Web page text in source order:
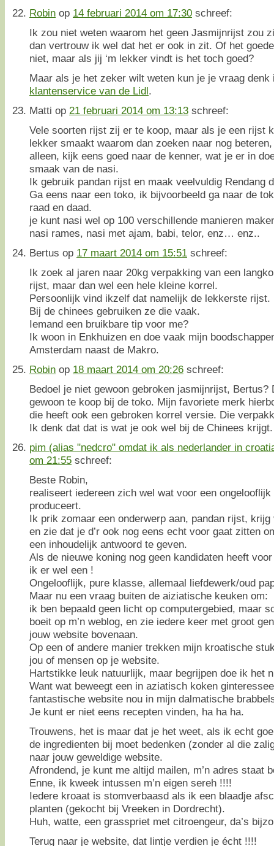
Robin op 14 februari 2014 om 17:30 schreef:
Ik zou niet weten waarom het geen Jasmijnrijst zou
dan vertrouw ik wel dat het er ook in zit. Of het
niet, maar als jij ‘m lekker vindt is het toch goed?
Maar als je het zeker wilt weten kun je je vraag
klantenservice van de Lidl.
Matti op 21 februari 2014 om 13:13 schreef:
Vele soorten rijst zij er te koop, maar als je een rijst
lekker smaakt waarom dan zoeken naar nog
alleen, kijk eens goed naar de kenner, wat je er in
smaak van de nasi.
Ik gebruik pandan rijst en maak veelvuldig Rendang
Ga eens naar een toko, ik bijvoorbeeld ga naar de
raad en daad.
je kunt nasi wel op 100 verschillende manieren
nasi rames, nasi met ajam, babi, telor, enz… enz..
Bertus op 17 maart 2014 om 15:51 schreef:
Ik zoek al jaren naar 20kg verpakking van een
rijst, maar dan wel een hele kleine korrel.
Persoonlijk vind ikzelf dat namelijk de lekkerste rijst.
Bij de chinees gebruiken ze die vaak.
Iemand een bruikbare tip voor me?
Ik woon in Enkhuizen en doe vaak mijn
Amsterdam naast de Makro.
Robin op 18 maart 2014 om 20:26 schreef:
Bedoel je niet gewoon gebroken jasmijnrijst, Bertus?
gewoon te koop bij de toko. Mijn favoriete merk
die heeft ook een gebroken korrel versie. Die
Ik denk dat dat is wat je ook wel bij de Chinees krijgt.
pim (alias "nedcro" omdat ik als nederlander in
om 21:55 schreef:
Beste Robin,
realiseert iedereen zich wel wat voor een
produceert.
Ik prik zomaar een onderwerp aan, pandan rijst, krijg
en zie dat je d’r ook nog eens echt voor gaat zitten
een inhoudelijk antwoord te geven.
Als de nieuwe koning nog geen kandidaten heeft
ik er wel een !
Ongelooflijk, pure klasse, allemaal liefdewerk/oud
Maar nu een vraag buiten de aiziatische keuken om:
ik ben bepaald geen licht op computergebied, maar
boeit op m’n weblog, en zie iedere keer met groot
jouw website bovenaan.
Op een of andere manier trekken mijn kroatische
jou of mensen op je website.
Hartstikke leuk natuurlijk, maar begrijpen doe ik het
Want wat beweegt een in aziatisch koken
fantastische website nou in mijn dalmatische
Je kunt er niet eens recepten vinden, ha ha ha.
Trouwens, het is maar dat je het weet, als ik echt
de ingredienten bij moet bedenken (zonder al die
naar jouw geweldige website.
Afrondend, je kunt me altijd mailen, m’n adres staat
Enne, ik kweek intussen m’n eigen sereh !!!!
Iedere kroaat is stomverbaasd als ik een blaadje
planten (gekocht bij Vreeken in Dordrecht).
Huh, watte, een grasspriet met citroengeur, da’s
Terug naar je website, dat lintje verdien je écht !!!!